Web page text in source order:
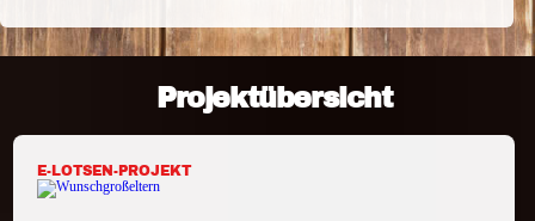
Projektübersicht
E-LOTSEN-PROJEKT